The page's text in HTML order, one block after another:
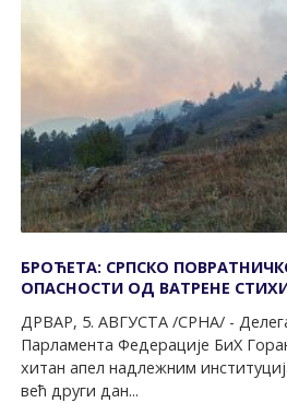
БРОЋЕТА: СРПСКО
ОПАСНОСТИ ОД ВАТРЕНЕ
ДРВАР, 5. АВГУСТА /СРНА/ -
Парламента Федерације БиХ
хитан апел надлежним
већ други дан...